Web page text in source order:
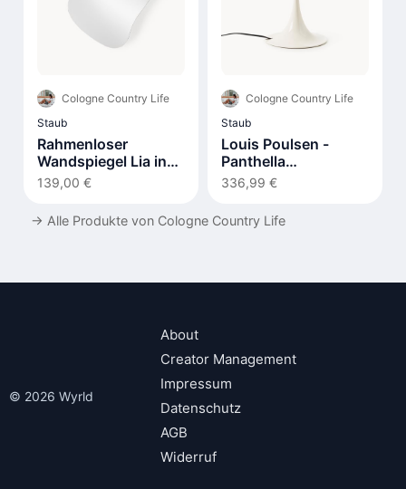
Cologne Country Life
Staub
Rahmenloser
Wandspiegel Lia in
organischer Form
139,00 €
Cologne Country Life
Staub
Louis Poulsen -
Panthella
Tischleuchte 320
336,99 €
→ Alle Produkte von Cologne Country Life
© 2026 Wyrld
About
Creator Management
Impressum
Datenschutz
AGB
Widerruf